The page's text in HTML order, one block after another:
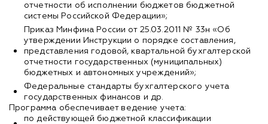
отчетности об исполнении бюджетов бюджетной
системы Российской Федерации»;
Приказ Минфина России от 25.03.2011 № 33н «Об
утверждении Инструкции о порядке составления,
представления годовой, квартальной бухгалтерской
отчетности государственных (муниципальных)
бюджетных и автономных учреждений»;
Федеральные стандарты бухгалтерского учета
государственных финансов и др.
Программа обеспечивает ведение учета:
по действующей бюджетной классификации